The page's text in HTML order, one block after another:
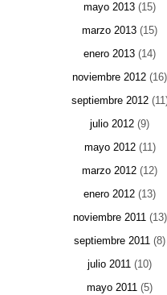
mayo 2013 (15)
marzo 2013 (15)
enero 2013 (14)
noviembre 2012 (16)
septiembre 2012
julio 2012 (9)
mayo 2012(11)
marzo 2012 (12)
enero 2012 (13)
noviembre 2011(13)
septiembre 2011 (8)
julio 2011 (10)
mayo 2011 (5)